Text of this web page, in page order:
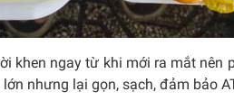
khen ngay từ khi mới ra mắt nên
nhưng lại gọn, sạch, đảm bảo